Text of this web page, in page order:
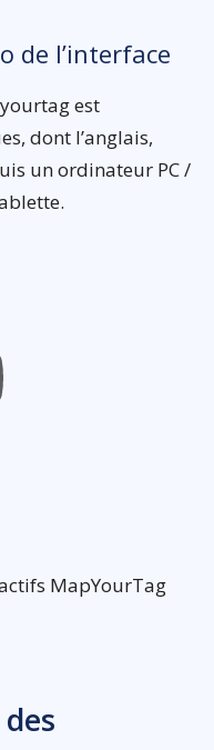
de l’interface
est
dont l’anglais,
un ordinateur PC /
MapYourTag